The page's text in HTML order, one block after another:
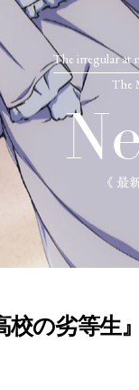
The irregular at
The
の劣等生